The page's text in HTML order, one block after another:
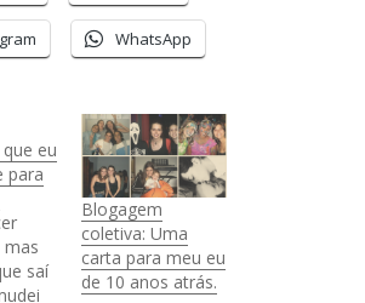
WhatsApp
eu
para
mas
saí
Blogagem
coletiva: Uma
carta para meu eu
de 10 anos atrás.